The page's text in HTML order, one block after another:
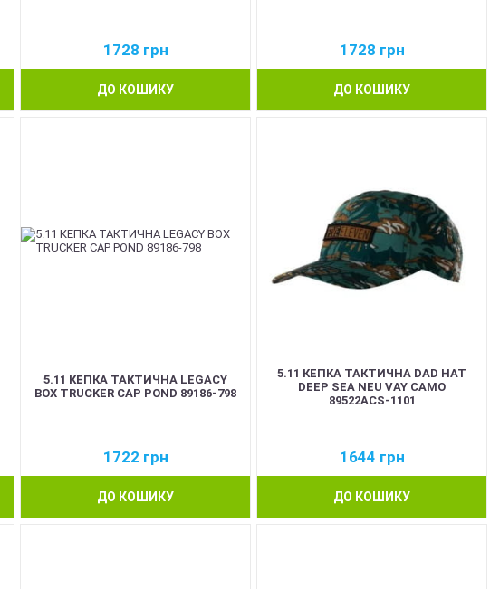
1728 грн
ДО КОШИКУ
1728 грн
ДО КОШИКУ
5.11 КЕПКА ТАКТИЧНА LEGACY
BOX TRUCKER CAP POND 89186-798
1722 грн
ДО КОШИКУ
5.11 КЕПКА ТАКТИЧНА DAD HAT
DEEP SEA NEU VAY CAMO
89522ACS-1101
1644 грн
ДО КОШИКУ